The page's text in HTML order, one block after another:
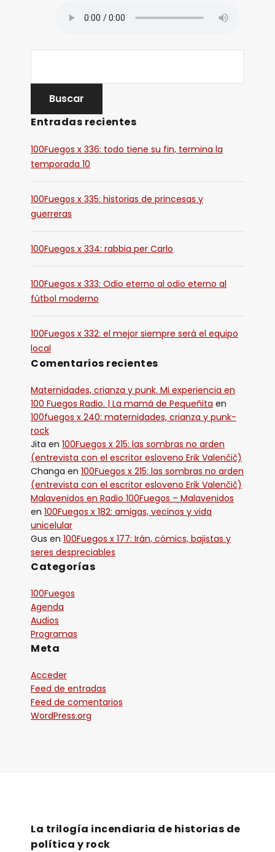
Entradas recientes
100Fuegos x 336: todo tiene su fin, termina la
temporada 10
100Fuegos x 335: historias de princesas y
guerreras
100Fuegos x 334: rabbia per Carlo
100Fuegos x 333: Odio eterno al odio eterno al
fútbol moderno
100Fuegos x 332: el mejor siempre será el equipo
local
Comentarios recientes
Maternidades, crianza y punk. Mi experiencia en
100 Fuegos Radio. | La mamá de Pequeñita en
100fuegos x 240: maternidades, crianza y punk-
rock
Jita en 100Fuegos x 215: las sombras no arden
(entrevista con el escritor esloveno Erik Valenčič)
Changa en 100Fuegos x 215: las sombras no arden
(entrevista con el escritor esloveno Erik Valenčič)
Malavenidos en Radio 100Fuegos – Malavenidos
en 100Fuegos x 182: amigas, vecinos y vida
unicelular
Gus en 100Fuegos x 177: Irán, cómics, bajistas y
seres despreciables
Categorías
100Fuegos
Agenda
Audios
Programas
Meta
Acceder
Feed de entradas
Feed de comentarios
WordPress.org
La trilogía incendiaria de historias de
política y rock